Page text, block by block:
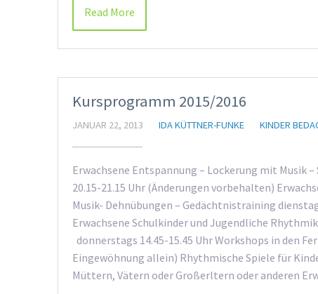
Read More
Kursprogramm 2015/2016
JANUAR 22, 2013 IDA KÜTTNER-FUNKE KINDER
Erwachsene Entspannung – Lockerung mit Musik
20.15-21.15 Uhr (Änderungen vorbehalten)
Musik- Dehnübungen – Gedächtnistraining
Erwachsene Schulkinder und Jugendliche
donnerstags 14.45-15.45 Uhr Workshops in den
Eingewöhnung allein) Rhythmische Spiele für
Müttern, Vätern oder Großerltern oder anderen